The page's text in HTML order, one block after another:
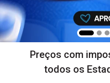
Preços com
todos os